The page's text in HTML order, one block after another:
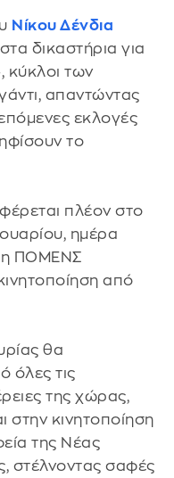
Νίκου Δένδια
δικαστήρια για
κύκλοι των
απαντώντας
εκλογές
το
πλέον στο
ημέρα
η ΠΟΜΕΝΣ
από
θα
όλες τις
της χώρας,
στην κινητοποίηση
της Νέας
στέλνοντας σαφές